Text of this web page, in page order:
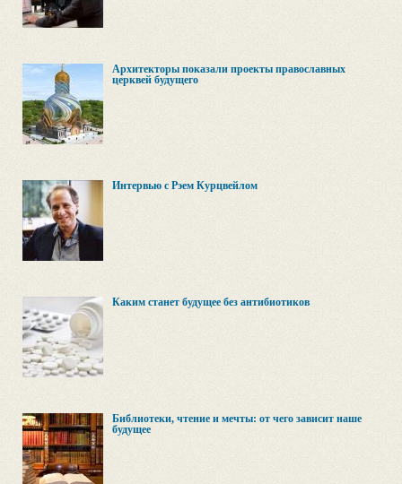
Архитекторы показали проекты православных
церквей будущего
Интервью с Рэем Курцвейлом
Каким станет будущее без антибиотиков
Библиотеки, чтение и мечты: от чего зависит наше
будущее